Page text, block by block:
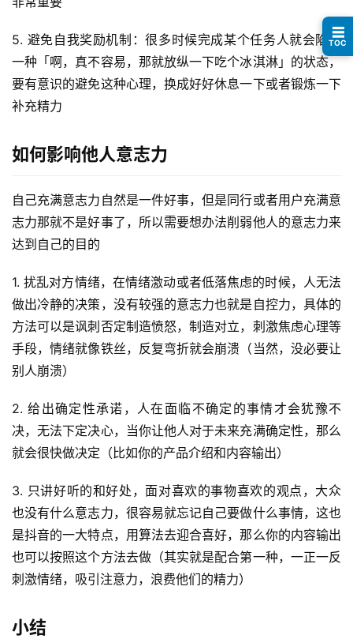
南
运
营
业
资
源
会
员
专
区
5. 避免自我奖励机制：很多时候完成某个任务人就会陷入
一种「啊，真不容易，那就放纵一下吃个冰淇淋」的状态，
要有意识的避免这种心理，换成好好休息一下或者锻炼一下
补充精力
如何影响他人意志力
自己充满意志力自然是一件好事，但是同行或者用户充满意
志力那就不是好事了，所以需要想办法削弱他人的意志力来
达到自己的目的
1. 扰乱对方情绪，在情绪激动或者低落焦虑的时候，人无法
做出冷静的决策，没有较强的意志力也就是自控力，具体的
方法可以是讽刺否定制造愤怒，制造对立，刺激焦虑心理等
手段，情绪就像铁丝，反复弯折就会崩溃（当然，没必要让
别人崩溃）
2. 给出确定性承诺，人在面临不确定的事情才会犹豫不
决，无法下定决心，当你让他人对于未来充满确定性，那么
就会很快做决定（比如你的产品介绍和内容输出）
3. 只讲好听的和好处，面对喜欢的事物喜欢的观点，大众
也没有什么意志力，很容易就忘记自己要做什么事情，这也
是抖音的一大特点，用算法去迎合喜好，那么你的内容输出
也可以按照这个方法去做（其实就是配合第一种，一正一反
刺激情绪，吸引注意力，浪费他们的精力）
小结
☰
TOC